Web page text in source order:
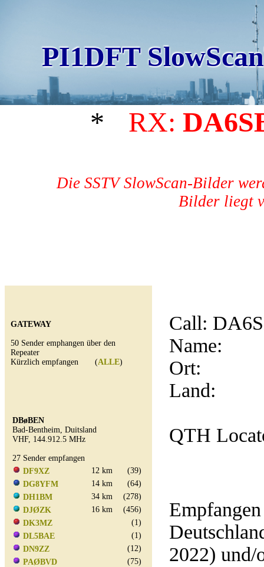
PI1DFT
* RX:
Die SSTV SlowScan-Bilder
Bilder liegt
GATEWAY
50 Sender emphangen über den
Repeater
Kürzlich empfangen (ALLE)
DBøBEN
Bad-Bentheim, Duitsland
VHF, 144.912.5 MHz
27 Sender empfangen
DF9XZ
12 km
(39)
DG8YFM
14 km
(64)
DH1BM
34 km
(278)
DJØZK
16 km
(456)
DK3MZ
(1)
DL5BAE
(1)
DN9ZZ
(12)
PAØBVD
(75)
Call:
Name:
Ort:
Land:
QTH
2022) und/